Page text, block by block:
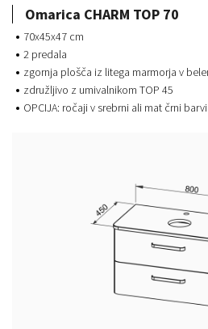
Omarica CHARM TOP 70
70x45x47 cm
2 predala
zgornja plošča iz litega marmorja v
združljivo z umivalnikom TOP 45
OPCIJA: ročaji v srebrni ali mat črni barvi